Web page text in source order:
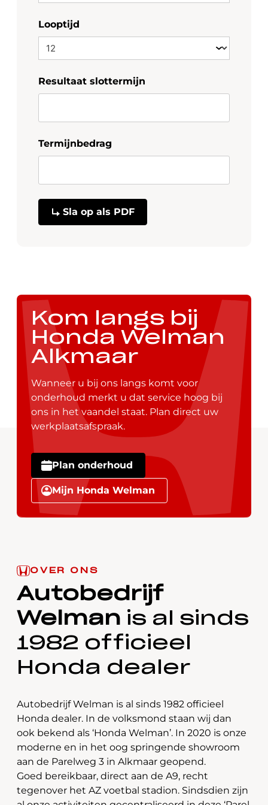
Looptijd
Resultaat slottermijn
Termijnbedrag
OVER ONS
Autobedrijf
Welman is al sinds
1982 officieel
Honda dealer
Autobedrijf Welman is al sinds 1982 officieel
Honda dealer. In de volksmond staan wij dan
ook bekend als ‘Honda Welman’. In 2020 is onze
moderne en in het oog springende showroom
aan de Parelweg 3 in Alkmaar geopend.
Goed bereikbaar, direct aan de A9, recht
tegenover het AZ voetbal stadion. Sindsdien zijn
Kom langs bij
Honda Welman
Alkmaar
Wanneer u bij ons langs komt voor
onderhoud merkt u dat service hoog bij
ons in het vaandel staat. Plan direct uw
werkplaatsafspraak.
Plan onderhoud
Mijn Honda Welman